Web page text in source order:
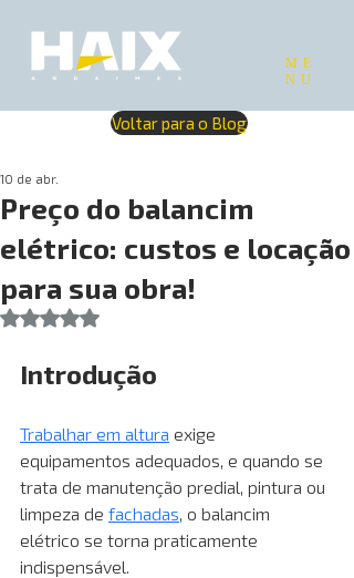
ME
NU
Voltar para o Blog
Preço do balancim
elétrico: custos e locação
para sua obra!
10 de abr.
Avaliado com NaN de 5 estrelas.
Introdução
Trabalhar em altura exige
equipamentos adequados, e quando se
trata de manutenção predial, pintura ou
limpeza de fachadas, o balancim
elétrico se torna praticamente
indispensável.